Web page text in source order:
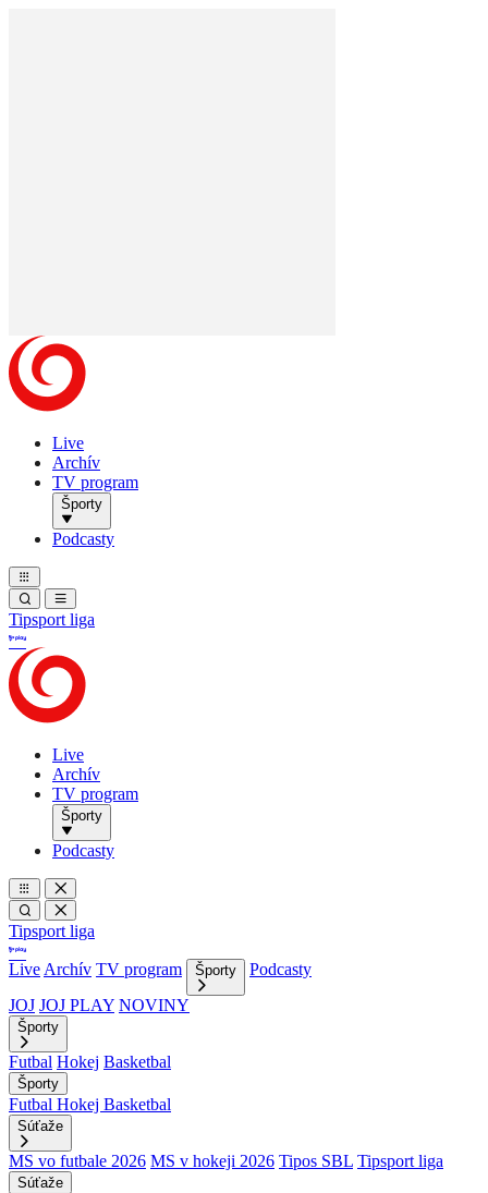
Live
Archív
TV program
Športy
Podcasty
Tipsport liga
Live
Archív
TV program
Športy
Podcasty
Tipsport liga
Live Archív TV program Športy
Podcasty
JOJ JOJ PLAY NOVINY
Športy
Futbal Hokej Basketbal
Športy
Futbal Hokej Basketbal
Súťaže
MS vo futbale 2026 MS v hokeji 2026 Tipos SBL Tipsport liga
Súťaže